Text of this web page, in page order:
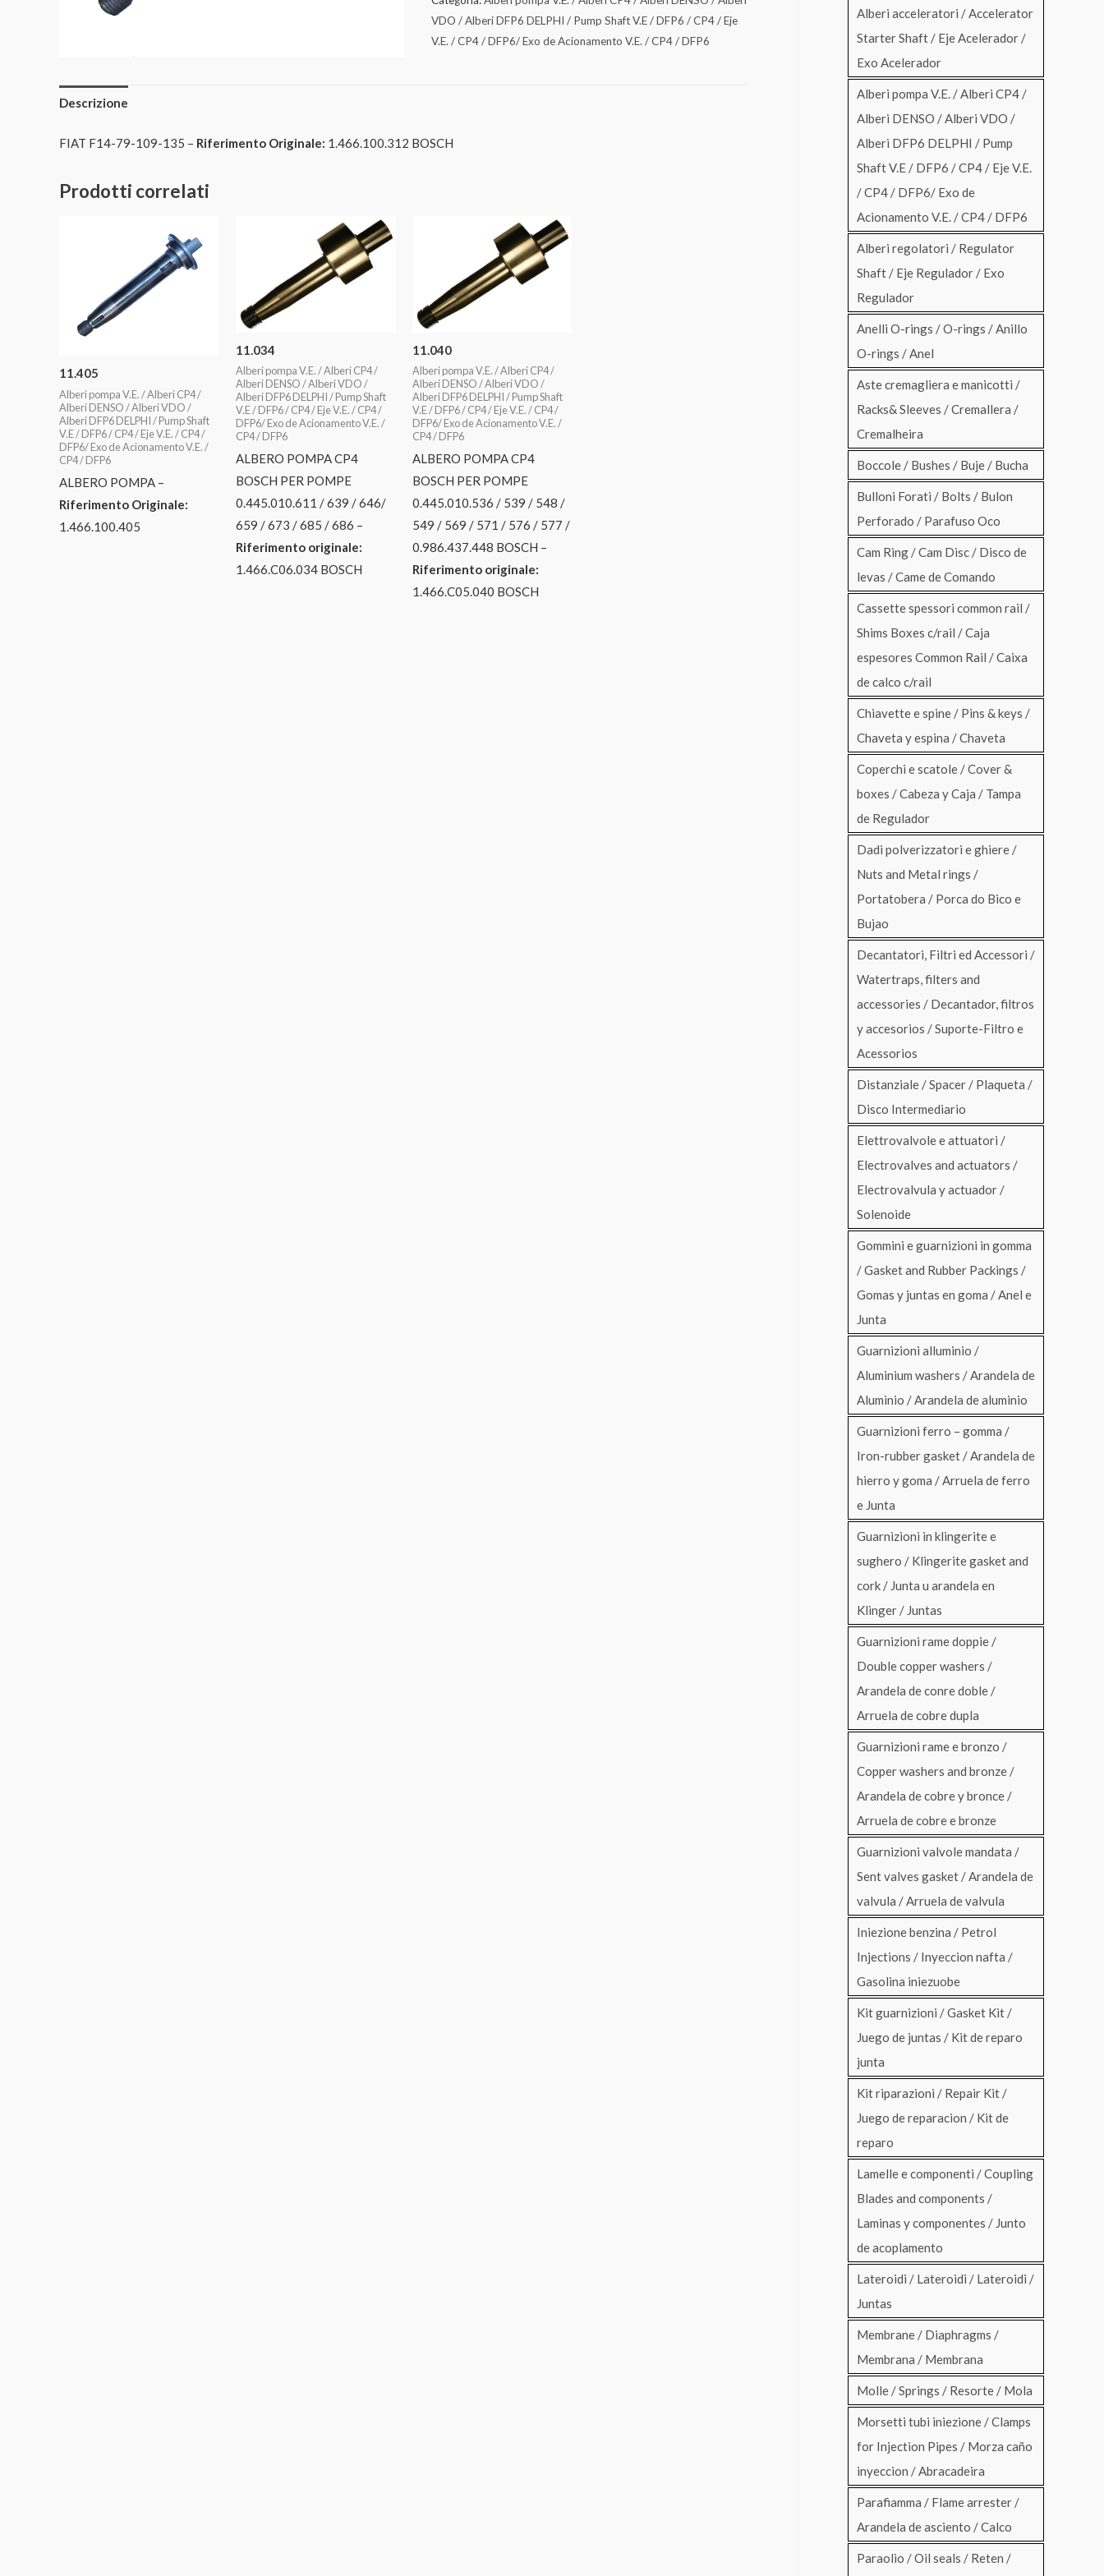
VDO / Alberi DFP6 DELPHI / Pump Shaft V.E / DFP6 / CP4 / Eje
V.E. / CP4 / DFP6/ Exo de Acionamento V.E. / CP4 / DFP6
Descrizione
FIAT F14-79-109-135 – Riferimento Originale: 1.466.100.312 BOSCH
Prodotti correlati
11.405
Alberi pompa V.E. / Alberi CP4 /
Alberi DENSO / Alberi VDO /
Alberi DFP6 DELPHI / Pump Shaft
V.E / DFP6 / CP4 / Eje V.E. / CP4 /
DFP6/ Exo de Acionamento V.E. /
CP4 / DFP6
ALBERO POMPA –
Riferimento Originale:
1.466.100.405
11.034
Alberi pompa V.E. / Alberi CP4 /
Alberi DENSO / Alberi VDO /
Alberi DFP6 DELPHI / Pump Shaft
V.E / DFP6 / CP4 / Eje V.E. / CP4 /
DFP6/ Exo de Acionamento V.E. /
CP4 / DFP6
ALBERO POMPA CP4
BOSCH PER POMPE
0.445.010.611 / 639 / 646/
659 / 673 / 685 / 686 –
Riferimento originale:
1.466.C06.034 BOSCH
11.040
Alberi pompa V.E. / Alberi CP4 /
Alberi DENSO / Alberi VDO /
Alberi DFP6 DELPHI / Pump Shaft
V.E / DFP6 / CP4 / Eje V.E. / CP4 /
DFP6/ Exo de Acionamento V.E. /
CP4 / DFP6
ALBERO POMPA CP4
BOSCH PER POMPE
0.445.010.536 / 539 / 548 /
549 / 569 / 571 / 576 / 577 /
0.986.437.448 BOSCH –
Riferimento originale:
1.466.C05.040 BOSCH
Alberi acceleratori / Accelerator
Starter Shaft / Eje Acelerador /
Exo Acelerador
Alberi pompa V.E. / Alberi CP4 /
Alberi DENSO / Alberi VDO /
Alberi DFP6 DELPHI / Pump
Shaft V.E / DFP6 / CP4 / Eje V.E.
/ CP4 / DFP6/ Exo de
Acionamento V.E. / CP4 / DFP6
Alberi regolatori / Regulator
Shaft / Eje Regulador / Exo
Regulador
Anelli O-rings / O-rings / Anillo
O-rings / Anel
Aste cremagliera e manicotti /
Racks& Sleeves / Cremallera /
Cremalheira
Boccole / Bushes / Buje / Bucha
Bulloni Forati / Bolts / Bulon
Perforado / Parafuso Oco
Cam Ring / Cam Disc / Disco de
levas / Came de Comando
Cassette spessori common rail /
Shims Boxes c/rail / Caja
espesores Common Rail / Caixa
de calco c/rail
Chiavette e spine / Pins & keys /
Chaveta y espina / Chaveta
Coperchi e scatole / Cover &
boxes / Cabeza y Caja / Tampa
de Regulador
Dadi polverizzatori e ghiere /
Nuts and Metal rings /
Portatobera / Porca do Bico e
Bujao
Decantatori, Filtri ed Accessori /
Watertraps, filters and
accessories / Decantador, filtros
y accesorios / Suporte-Filtro e
Acessorios
Distanziale / Spacer / Plaqueta /
Disco Intermediario
Elettrovalvole e attuatori /
Electrovalves and actuators /
Electrovalvula y actuador /
Solenoide
Gommini e guarnizioni in gomma
/ Gasket and Rubber Packings /
Gomas y juntas en goma / Anel e
Junta
Guarnizioni alluminio /
Aluminium washers / Arandela de
Aluminio / Arandela de aluminio
Guarnizioni ferro – gomma /
Iron-rubber gasket / Arandela de
hierro y goma / Arruela de ferro
e Junta
Guarnizioni in klingerite e
sughero / Klingerite gasket and
cork / Junta u arandela en
Klinger / Juntas
Guarnizioni rame doppie /
Double copper washers /
Arandela de conre doble /
Arruela de cobre dupla
Guarnizioni rame e bronzo /
Copper washers and bronze /
Arandela de cobre y bronce /
Arruela de cobre e bronze
Guarnizioni valvole mandata /
Sent valves gasket / Arandela de
valvula / Arruela de valvula
Iniezione benzina / Petrol
Injections / Inyeccion nafta /
Gasolina iniezuobe
Kit guarnizioni / Gasket Kit /
Juego de juntas / Kit de reparo
junta
Kit riparazioni / Repair Kit /
Juego de reparacion / Kit de
reparo
Lamelle e componenti / Coupling
Blades and components /
Laminas y componentes / Junto
de acoplamento
Lateroidi / Lateroidi / Lateroidi /
Juntas
Membrane / Diaphragms /
Membrana / Membrana
Molle / Springs / Resorte / Mola
Morsetti tubi iniezione / Clamps
for Injection Pipes / Morza caño
inyeccion / Abracadeira
Parafiamma / Flame arrester /
Arandela de asciento / Calco
Paraolio / Oil seals / Reten /